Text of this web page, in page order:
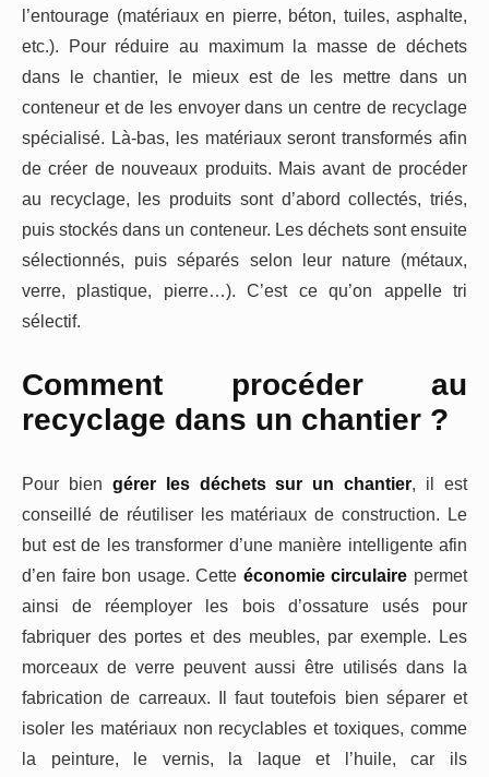
l’entourage (matériaux en pierre, béton, tuiles, asphalte,
etc.). Pour réduire au maximum la masse de déchets
dans le chantier, le mieux est de les mettre dans un
conteneur et de les envoyer dans un centre de recyclage
spécialisé. Là-bas, les matériaux seront transformés afin
de créer de nouveaux produits. Mais avant de procéder
au recyclage, les produits sont d’abord collectés, triés,
puis stockés dans un conteneur. Les déchets sont ensuite
sélectionnés, puis séparés selon leur nature (métaux,
verre, plastique, pierre…). C’est ce qu’on appelle tri
sélectif.
Comment procéder au
recyclage dans un chantier ?
Pour bien gérer les déchets sur un chantier, il est
conseillé de réutiliser les matériaux de construction. Le
but est de les transformer d’une manière intelligente afin
d’en faire bon usage. Cette économie circulaire permet
ainsi de réemployer les bois d’ossature usés pour
fabriquer des portes et des meubles, par exemple. Les
morceaux de verre peuvent aussi être utilisés dans la
fabrication de carreaux. Il faut toutefois bien séparer et
isoler les matériaux non recyclables et toxiques, comme
la peinture, le vernis, la laque et l’huile, car ils